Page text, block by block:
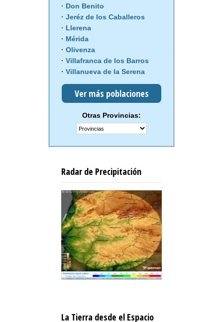
Don Benito
Jeréz de los Caballeros
Llerena
Mérida
Olivenza
Villafranca de los Barros
Villanueva de la Serena
Ver más poblaciones
Otras Provincias:
Radar de Precipitación
La Tierra desde el Espacio